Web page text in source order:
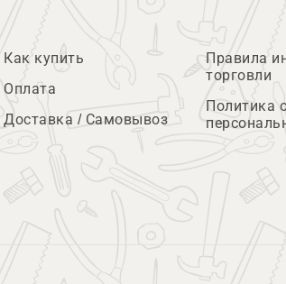
Как купить
Оплата
Доставка / Самовывоз
Правила
торговли
Политика